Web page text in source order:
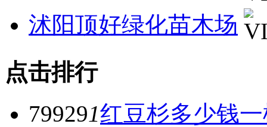
沭阳顶好绿化苗木场
点击排行
799291红豆杉多少钱